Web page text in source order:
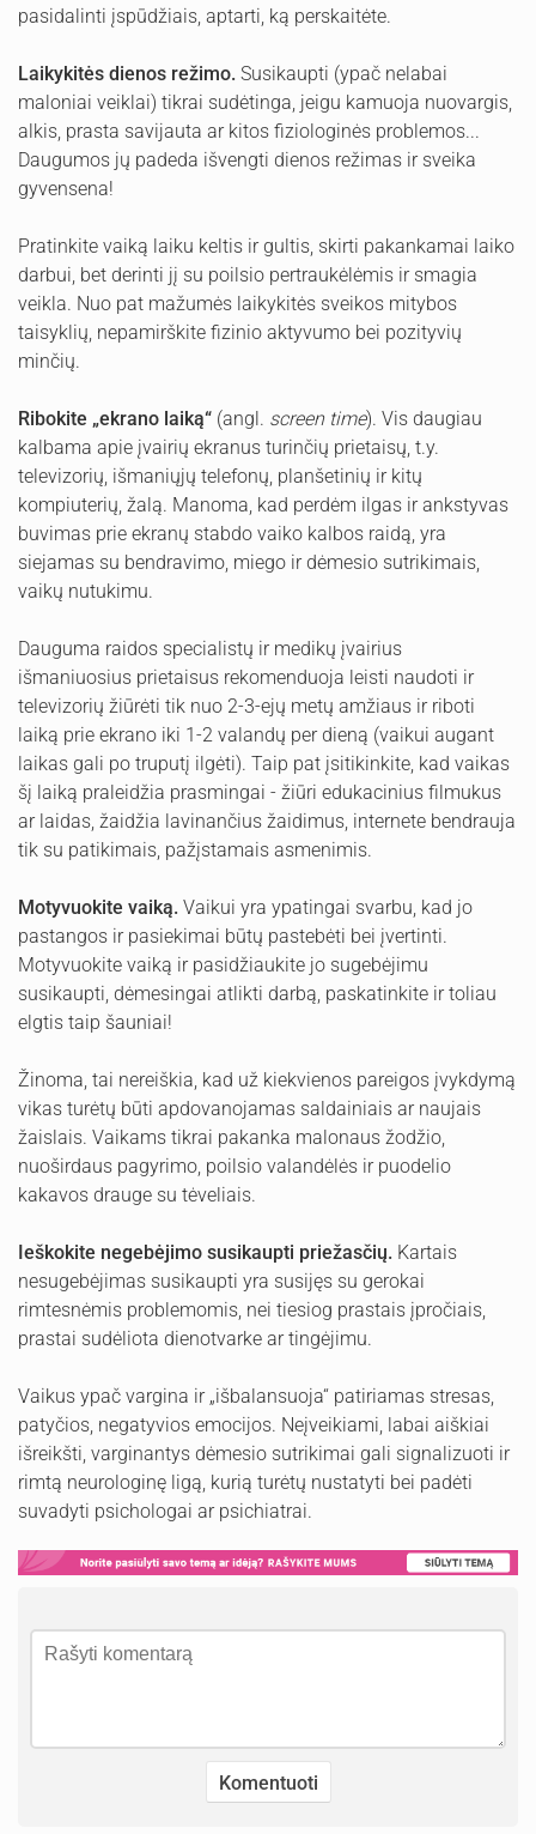
pasidalinti įspūdžiais, aptarti, ką perskaitėte.
Laikykitės dienos režimo. Susikaupti (ypač nelabai
maloniai veiklai) tikrai sudėtinga, jeigu kamuoja nuovargis,
alkis, prasta savijauta ar kitos fiziologinės problemos...
Daugumos jų padeda išvengti dienos režimas ir sveika
gyvensena!
Pratinkite vaiką laiku keltis ir gultis, skirti pakankamai laiko
darbui, bet derinti jį su poilsio pertraukėlėmis ir smagia
veikla. Nuo pat mažumės laikykitės sveikos mitybos
taisyklių, nepamirškite fizinio aktyvumo bei pozityvių
minčių.
Ribokite „ekrano laiką“ (angl. screen time). Vis daugiau
kalbama apie įvairių ekranus turinčių prietaisų, t.y.
televizorių, išmaniųjų telefonų, planšetinių ir kitų
kompiuterių, žalą. Manoma, kad perdėm ilgas ir ankstyvas
buvimas prie ekranų stabdo vaiko kalbos raidą, yra
siejamas su bendravimo, miego ir dėmesio sutrikimais,
vaikų nutukimu.
Dauguma raidos specialistų ir medikų įvairius
išmaniuosius prietaisus rekomenduoja leisti naudoti ir
televizorių žiūrėti tik nuo 2-3-ejų metų amžiaus ir riboti
laiką prie ekrano iki 1-2 valandų per dieną (vaikui augant
laikas gali po truputį ilgėti). Taip pat įsitikinkite, kad vaikas
šį laiką praleidžia prasmingai - žiūri edukacinius filmukus
ar laidas, žaidžia lavinančius žaidimus, internete bendrauja
tik su patikimais, pažįstamais asmenimis.
Motyvuokite vaiką. Vaikui yra ypatingai svarbu, kad jo
pastangos ir pasiekimai būtų pastebėti bei įvertinti.
Motyvuokite vaiką ir pasidžiaukite jo sugebėjimu
susikaupti, dėmesingai atlikti darbą, paskatinkite ir toliau
elgtis taip šauniai!
Žinoma, tai nereiškia, kad už kiekvienos pareigos įvykdymą
vikas turėtų būti apdovanojamas saldainiais ar naujais
žaislais. Vaikams tikrai pakanka malonaus žodžio,
nuoširdaus pagyrimo, poilsio valandėlės ir puodelio
kakavos drauge su tėveliais.
Ieškokite negebėjimo susikaupti priežasčių. Kartais
nesugebėjimas susikaupti yra susijęs su gerokai
rimtesnėmis problemomis, nei tiesiog prastais įpročiais,
prastai sudėliota dienotvarke ar tingėjimu.
Vaikus ypač vargina ir „išbalansuoja“ patiriamas stresas,
patyčios, negatyvios emocijos. Neįveikiami, labai aiškiai
išreikšti, varginantys dėmesio sutrikimai gali signalizuoti ir
rimtą neurologinę ligą, kurią turėtų nustatyti bei padėti
suvadyti psichologai ar psichiatrai.